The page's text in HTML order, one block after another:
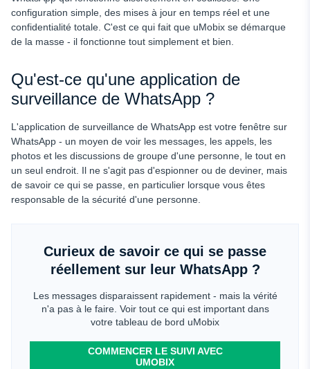
configuration simple, des mises à jour en temps réel et une
confidentialité totale. C'est ce qui fait que uMobix se démarque
de la masse - il fonctionne tout simplement et bien.
Qu'est-ce qu'une application de
surveillance de WhatsApp ?
L'application de surveillance de WhatsApp est votre fenêtre sur
WhatsApp - un moyen de voir les messages, les appels, les
photos et les discussions de groupe d'une personne, le tout en
un seul endroit. Il ne s'agit pas d'espionner ou de deviner, mais
de savoir ce qui se passe, en particulier lorsque vous êtes
responsable de la sécurité d'une personne.
Curieux de savoir ce qui se passe
réellement sur leur WhatsApp ?
Les messages disparaissent rapidement - mais la vérité
n'a pas à le faire. Voir tout ce qui est important dans
votre tableau de bord uMobix
COMMENCER LE SUIVI AVEC
UMOBIX